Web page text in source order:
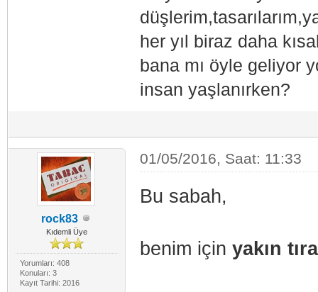
her yıl biraz daha
bana mı öyle geliyor
insan yaşlanırken?
rock83
Kıdemli Üye
Yorumları: 408
Konuları: 3
Kayıt Tarihi: 2016
01/05/2016, Saat: 11:33
Bu sabah,
benim için yakın